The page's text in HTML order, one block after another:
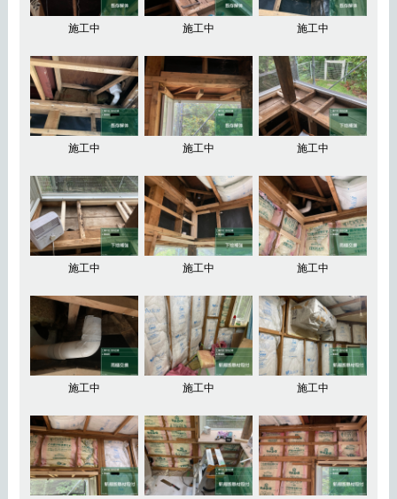
施工中 施工中 施工中
施工中 施工中 施工中
施工中 施工中 施工中
施工中 施工中 施工中